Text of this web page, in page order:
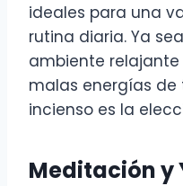
ideales para una
rutina diaria. Ya
ambiente
malas energías de
incienso es la
Meditación y